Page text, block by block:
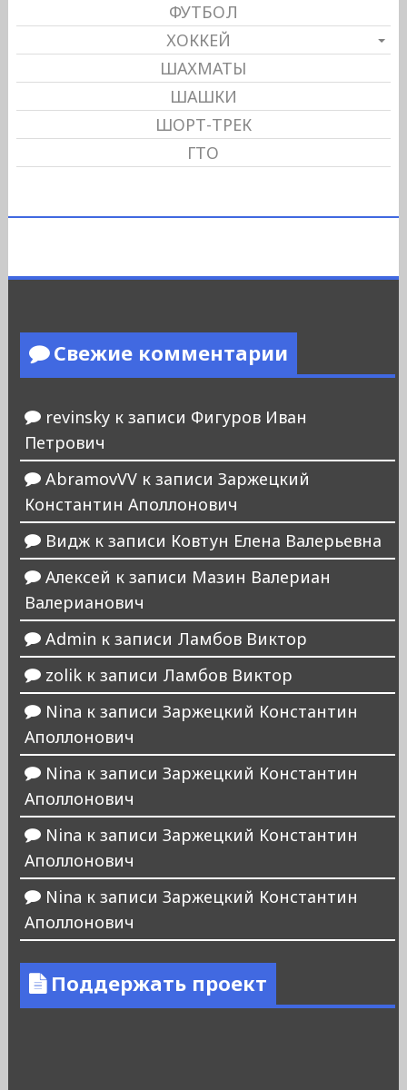
ФУТБОЛ
ХОККЕЙ
ШАХМАТЫ
ШАШКИ
ШОРТ-ТРЕК
ГТО
Свежие комментарии
revinskyк записи Фигуров Иван
Петрович
AbramovVVк записи Заржецкий
Константин Аполлонович
Виджк записи Ковтун Елена Валерьевна
Алексей к записи Мазин Валериан
Валерианович
Admin к записи Ламбов Виктор
zolikк записи Ламбов Виктор
Nina к записи Заржецкий Константин
Аполлонович
Nina к записи Заржецкий Константин
Аполлонович
Nina к записи Заржецкий Константин
Аполлонович
Nina к записи Заржецкий Константин
Аполлонович
Поддержать проект